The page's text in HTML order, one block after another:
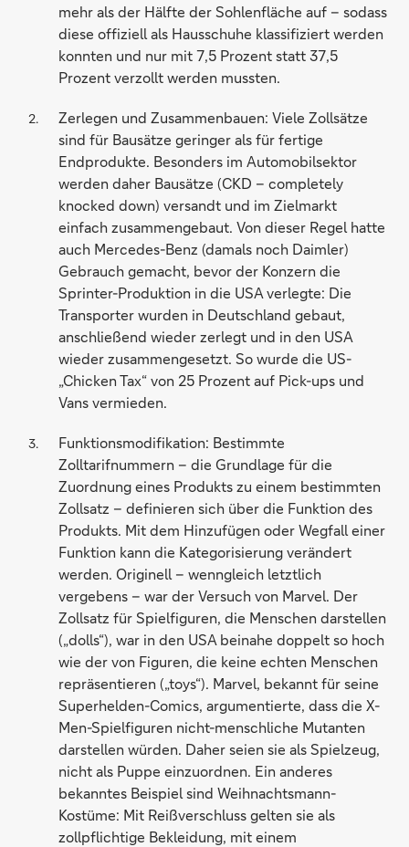
mehr als der Hälfte der Sohlenfläche auf – sodass
diese offiziell als Hausschuhe klassifiziert werden
konnten und nur mit 7,5 Prozent statt 37,5
Prozent verzollt werden mussten.
Zerlegen und Zusammenbauen: Viele Zollsätze
sind für Bausätze geringer als für fertige
Endprodukte. Besonders im Automobilsektor
werden daher Bausätze (CKD – completely
knocked down) versandt und im Zielmarkt
einfach zusammengebaut. Von dieser Regel hatte
auch Mercedes-Benz (damals noch Daimler)
Gebrauch gemacht, bevor der Konzern die
Sprinter-Produktion in die USA verlegte: Die
Transporter wurden in Deutschland gebaut,
anschließend wieder zerlegt und in den USA
wieder zusammengesetzt. So wurde die US-
„Chicken Tax“ von 25 Prozent auf Pick-ups und
Vans vermieden.
Funktionsmodifikation: Bestimmte
Zolltarifnummern – die Grundlage für die
Zuordnung eines Produkts zu einem bestimmten
Zollsatz – definieren sich über die Funktion des
Produkts. Mit dem Hinzufügen oder Wegfall einer
Funktion kann die Kategorisierung verändert
werden. Originell – wenngleich letztlich
vergebens – war der Versuch von Marvel. Der
Zollsatz für Spielfiguren, die Menschen darstellen
(„dolls“), war in den USA beinahe doppelt so hoch
wie der von Figuren, die keine echten Menschen
repräsentieren („toys“). Marvel, bekannt für seine
Superhelden-Comics, argumentierte, dass die X-
Men-Spielfiguren nicht-menschliche Mutanten
darstellen würden. Daher seien sie als Spielzeug,
nicht als Puppe einzuordnen. Ein anderes
bekanntes Beispiel sind Weihnachtsmann-
Kostüme: Mit Reißverschluss gelten sie als
zollpflichtige Bekleidung, mit einem